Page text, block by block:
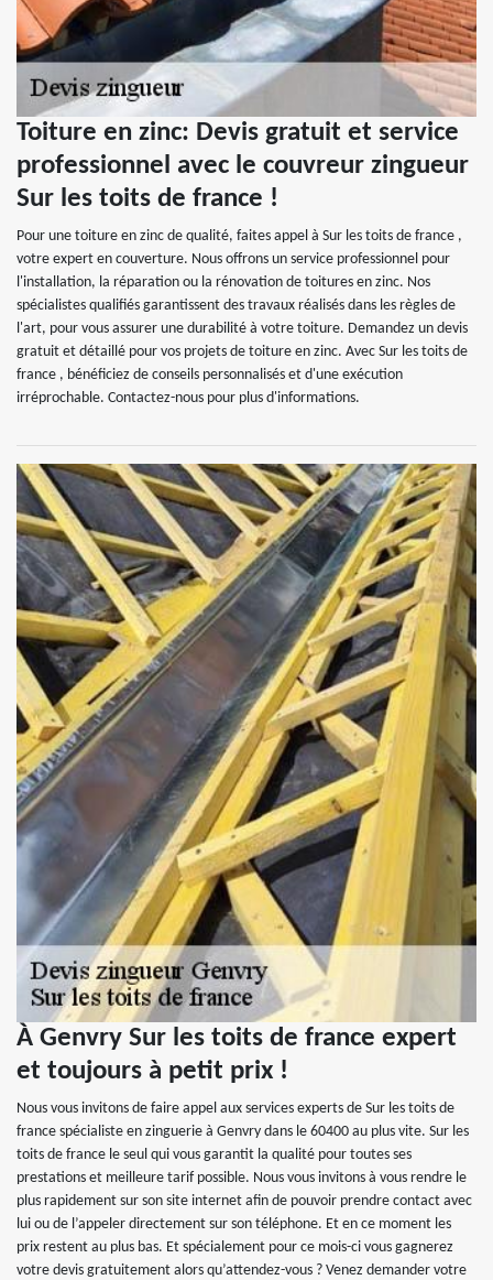
Toiture en zinc: Devis gratuit et service
professionnel avec le couvreur zingueur
Sur les toits de france !
Pour une toiture en zinc de qualité, faites appel à Sur les toits de france ,
votre expert en couverture. Nous offrons un service professionnel pour
l'installation, la réparation ou la rénovation de toitures en zinc. Nos
spécialistes qualifiés garantissent des travaux réalisés dans les règles de
l'art, pour vous assurer une durabilité à votre toiture. Demandez un devis
gratuit et détaillé pour vos projets de toiture en zinc. Avec Sur les toits de
france , bénéficiez de conseils personnalisés et d'une exécution
irréprochable. Contactez-nous pour plus d'informations.
À Genvry Sur les toits de france expert
et toujours à petit prix !
Nous vous invitons de faire appel aux services experts de Sur les toits de
france spécialiste en zinguerie à Genvry dans le 60400 au plus vite. Sur les
toits de france le seul qui vous garantit la qualité pour toutes ses
prestations et meilleure tarif possible. Nous vous invitons à vous rendre le
plus rapidement sur son site internet afin de pouvoir prendre contact avec
lui ou de l’appeler directement sur son téléphone. Et en ce moment les
prix restent au plus bas. Et spécialement pour ce mois-ci vous gagnerez
votre devis gratuitement alors qu’attendez-vous ? Venez demander votre